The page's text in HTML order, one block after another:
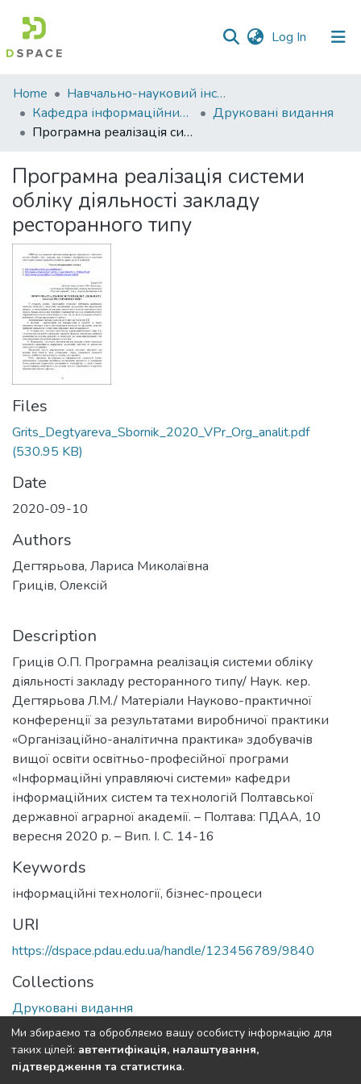
Log In (current)
Communities
&
Collections
Statistics
Home
Навчально-науковий інститут економіки, управління, права та інформаційних технологій
Кафедра інформаційних систем та технологій
Друковані видання
Програмна реалізація системи обліку діяльності закладу ресторанного типу
Програмна реалізація системи
обліку діяльності закладу
ресторанного типу
Files
Grits_Degtyareva_Sbornik_2020_VPr_Org_analit.pdf
(530.95 KB)
Date
2020-09-10
Authors
Дегтярьова, Лариса Миколаївна
Гриців, Олексій
Description
Гриців О.П. Програмна реалізація системи обліку
діяльності закладу ресторанного типу/ Наук. кер.
Дегтярьова Л.М./ Матеріали Науково-практичної
конференції за результатами виробничої практики
«Організаційно-аналітична практика» здобувачів
вищої освіти освітньо-професійної програми
«Інформаційні управляючі системи» кафедри
інформаційних систем та технологій Полтавської
державної аграрної академії. – Полтава: ПДАА, 10
вересня 2020 р. – Вип. І. С. 14-16
Keywords
інформаційні технології, бізнес-процеси
URI
https://dspace.pdau.edu.ua/handle/123456789/9840
Collections
Друковані видання
Full item page
Ми збираємо та обробляємо вашу особисту інформацію для
таких цілей: автентифікація, налаштування,
підтвердження та статистика.